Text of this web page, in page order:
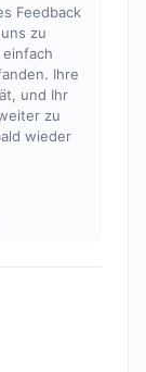
Feedback
zu
Ihre
und Ihr
zu
wieder